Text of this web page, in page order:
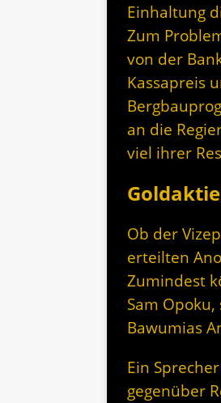
Einhaltung
Zum
von der
Kassapreis
an die
viel ihrer
Ob der
erteilten
Zumindest
Sam
Bawumias
Ein
gegenüber